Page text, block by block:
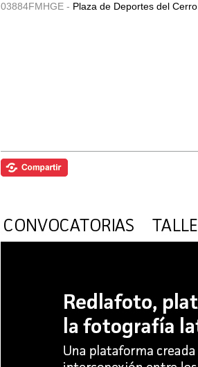
03884FMHGE - Plaza de Deportes del Cerro.